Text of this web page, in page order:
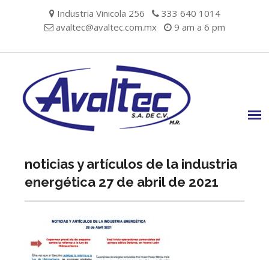
Industria Vinicola 256
333 640 1014
avaltec@avaltec.com.mx
9 am a 6 pm
noticias y artículos de la industria
energética 27 de abril de 2021